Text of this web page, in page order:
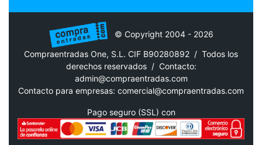
© Copyright 2004 - 2026
Compraentradas One, S.L. CIF B90280892 / Todos los
derechos reservados / Contacto:
admin@compraentradas.com
Contacto para empresas: comercial@compraentradas.com
Pago seguro (SSL) con